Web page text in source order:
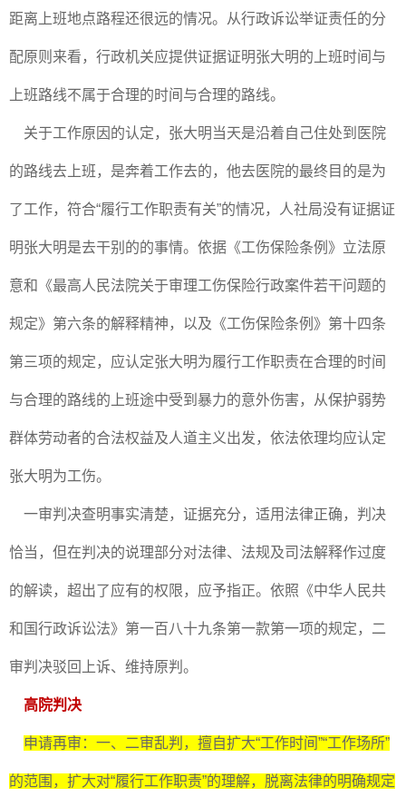
距离上班地点路程还很远的情况。从行政诉讼举证责任的分
配原则来看，行政机关应提供证据证明张大明的上班时间与
上班路线不属于合理的时间与合理的路线。
关于工作原因的认定，张大明当天是沿着自己住处到医院
的路线去上班，是奔着工作去的，他去医院的最终目的是为
了工作，符合“履行工作职责有关”的情况，人社局没有证据证
明张大明是去干别的的事情。依据《工伤保险条例》立法原
意和《最高人民法院关于审理工伤保险行政案件若干问题的
规定》第六条的解释精神，以及《工伤保险条例》第十四条
第三项的规定，应认定张大明为履行工作职责在合理的时间
与合理的路线的上班途中受到暴力的意外伤害，从保护弱势
群体劳动者的合法权益及人道主义出发，依法依理均应认定
张大明为工伤。
一审判决查明事实清楚，证据充分，适用法律正确，判决
恰当，但在判决的说理部分对法律、法规及司法解释作过度
的解读，超出了应有的权限，应予指正。依照《中华人民共
和国行政诉讼法》第一百八十九条第一款第一项的规定，二
审判决驳回上诉、维持原判。
高院判决
申请再审：一、二审乱判，擅自扩大“工作时间”“工作场所”
的范围，扩大对“履行工作职责”的理解，脱离法律的明确规定